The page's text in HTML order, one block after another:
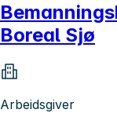
Boreal Sjø
Arbeidsgiver